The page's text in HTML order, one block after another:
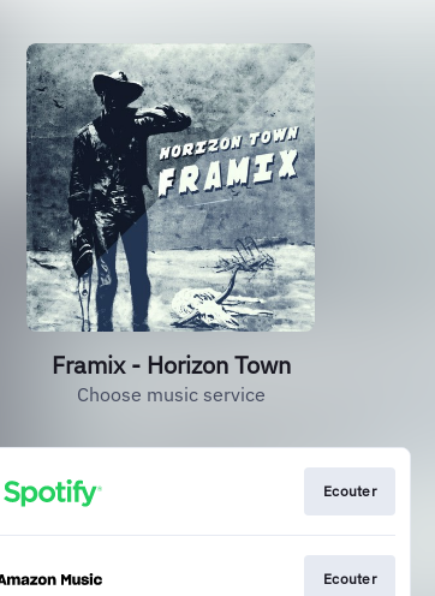
Framix - Horizon Town
Choose music service
Ecouter
Ecouter